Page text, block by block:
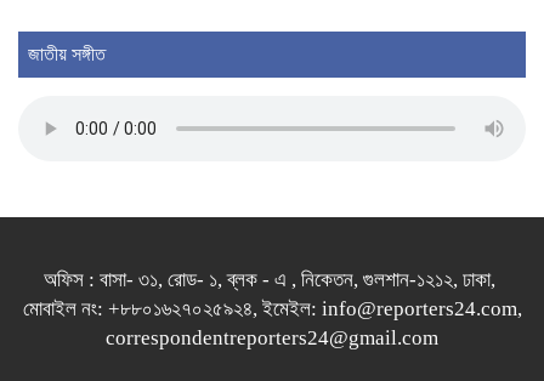
জাতীয় সঙ্গীত
অফিস : বাসা- ৩১, রোড- ১, ব্লক - এ , নিকেতন, গুলশান-১২১২, ঢাকা,
মোবাইল নং: +৮৮০১৬২৭০২৫৯২৪, ইমেইল: info@reporters24.com,
correspondentreporters24@gmail.com